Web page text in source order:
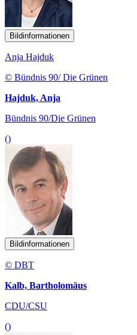
Bildinformationen
Anja Hajduk
© Bündnis 90/ Die Grünen
Hajduk, Anja
Bündnis 90/Die Grünen
()
Bildinformationen
© DBT
Kalb, Bartholomäus
CDU/CSU
()